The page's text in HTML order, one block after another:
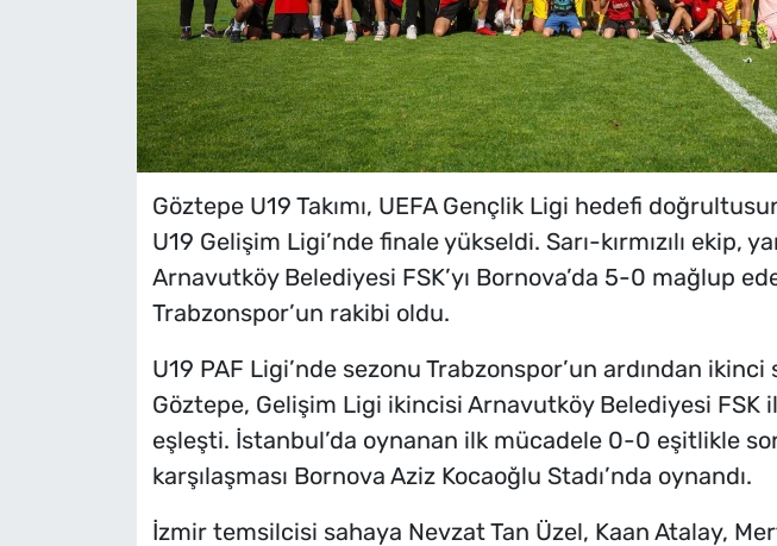
Göztepe U19 Takımı, UEFA Gençlik Ligi hedefi
U19 Gelişim Ligi’nde finale yükseldi. Sarı-kırmızılı ekip,
Arnavutköy Belediyesi FSK’yı Bornova’da 5-0 mağlup
Trabzonspor’un rakibi oldu.
U19 PAF Ligi’nde sezonu Trabzonspor’un ardından
Göztepe, Gelişim Ligi ikincisi Arnavutköy Belediyesi FSK
eşleşti. İstanbul’da oynanan ilk mücadele 0-0 eşitlikle
karşılaşması Bornova Aziz Kocaoğlu Stadı’nda oynandı.
İzmir temsilcisi sahaya Nevzat Tan Üzel, Kaan Atalay,